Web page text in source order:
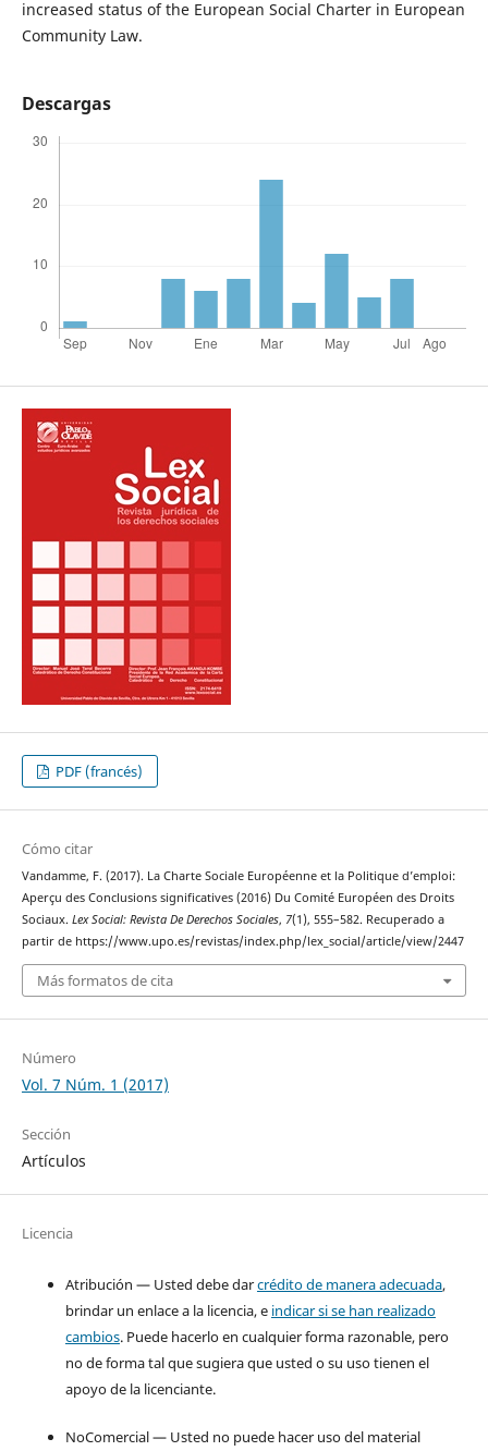
increased status of the European Social Charter in European
Community Law.
Descargas
PDF (francés)
Cómo citar
Vandamme, F. (2017). La Charte Sociale Européenne et la Politique d’emploi:
Aperçu des Conclusions significatives (2016) Du Comité Européen des Droits
Sociaux. Lex Social: Revista De Derechos Sociales, 7(1), 555–582. Recuperado a
partir de https://www.upo.es/revistas/index.php/lex_social/article/view/2447
Más formatos de cita
Número
Vol. 7 Núm. 1 (2017)
Sección
Artículos
Licencia
Atribución — Usted debe darcrédito de manera adecuada,
brindar un enlace a la licencia, e indicar si se han realizado
cambios. Puede hacerlo en cualquier forma razonable, pero
no de forma tal que sugiera que usted o su uso tienen el
apoyo de la licenciante.
NoComercial — Usted no puede hacer uso del material